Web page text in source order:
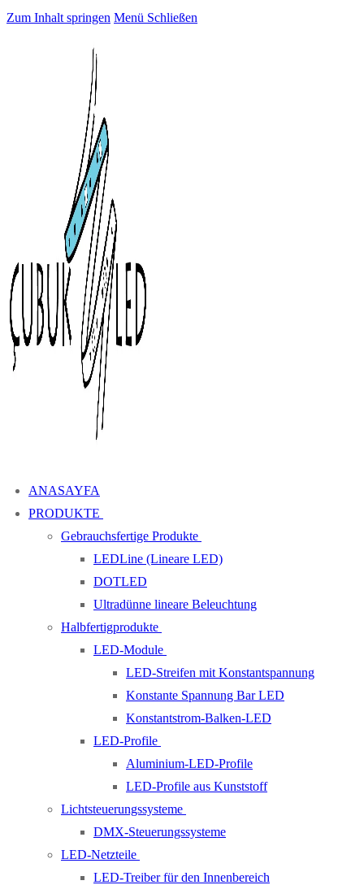
Zum Inhalt springen Menü Schließen
ANASAYFA
PRODUKTE
Gebrauchsfertige Produkte
LEDLine (Lineare LED)
DOTLED
Ultradünne lineare Beleuchtung
Halbfertigprodukte
LED-Module
LED-Streifen mit Konstantspannung
Konstante Spannung Bar LED
Konstantstrom-Balken-LED
LED-Profile
Aluminium-LED-Profile
LED-Profile aus Kunststoff
Lichtsteuerungssysteme
DMX-Steuerungssysteme
LED-Netzteile
LED-Treiber für den Innenbereich